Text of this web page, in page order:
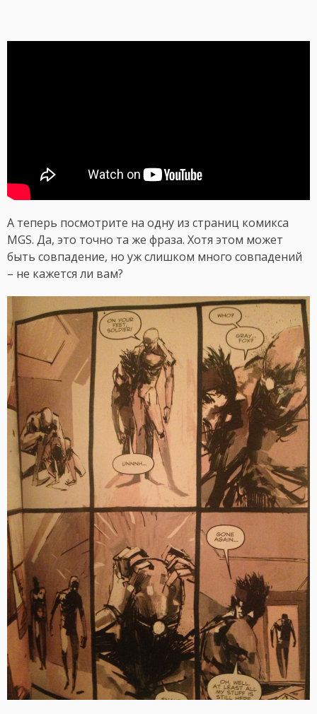
А теперь посмотрите на одну из страниц комикса
MGS. Да, это точно та же фраза. Хотя этом может
быть совпадение, но уж слишком много совпадений
– не кажется ли вам?